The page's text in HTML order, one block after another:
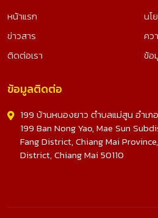
หน้าแรก
ข่าวสาร
ติดต่อเรา
นโ
คว
ข้อ
ข้อมูลติดต่อ
199 บ้านหนองยาว ตำบลแม่สูน อำเภ
199 Ban Nong Yao, Mae Sun
Fang District, Chiang Mai
District, Chiang Mai 50110